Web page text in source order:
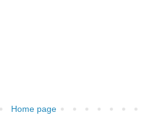
Home page